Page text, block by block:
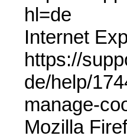
hl=de
Internet
https://
de/help/
manage-
Mozilla